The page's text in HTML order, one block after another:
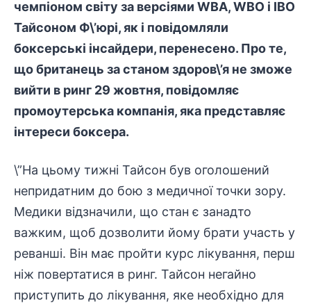
чемпіоном світу за версіями WBA, WBO і IBO
Тайсоном Ф\’юрі, як і повідомляли
боксерські інсайдери, перенесено. Про те,
що британець за станом здоров\’я не зможе
вийти в ринг 29 жовтня, повідомляє
промоутерська компанія, яка представляє
інтереси боксера.
\”На цьому тижні Тайсон був оголошений
непридатним до бою з медичної точки зору.
Медики відзначили, що стан є занадто
важким, щоб дозволити йому брати участь у
реванші. Він має пройти курс лікування, перш
ніж повертатися в ринг. Тайсон негайно
приступить до лікування, яке необхідно для